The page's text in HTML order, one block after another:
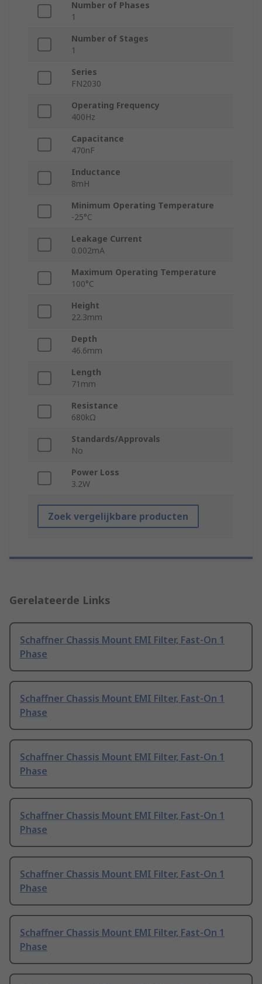
Number of Phases
1
Number of Stages
1
Series
FN2030
Operating Frequency
400Hz
Capacitance
470nF
Inductance
8mH
Minimum Operating Temperature
-25°C
Leakage Current
0.002mA
Maximum Operating Temperature
100°C
Height
22.3mm
Depth
46.6mm
Length
71mm
Resistance
680kΩ
Standards/Approvals
No
Power Loss
3.2W
Zoek vergelijkbare producten
Gerelateerde Links
Schaffner Chassis Mount EMI Filter, Fast-On 1
Phase
Schaffner Chassis Mount EMI Filter, Fast-On 1
Phase
Schaffner Chassis Mount EMI Filter, Fast-On 1
Phase
Schaffner Chassis Mount EMI Filter, Fast-On 1
Phase
Schaffner Chassis Mount EMI Filter, Fast-On 1
Phase
Schaffner Chassis Mount EMI Filter, Fast-On 1
Phase